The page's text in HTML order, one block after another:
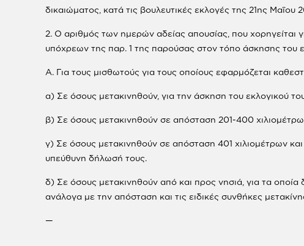
δικαιώματος, κατά τις βουλευτικές εκλογές της 21ης Μαΐου
2. Ο αριθμός των ημερών αδείας απουσίας, που
υπόχρεων της παρ. 1 της παρούσας στον τόπο άσκησης του
Α. Για τους μισθωτούς για τους οποίους εφαρμόζεται
α) Σε όσους μετακινηθούν, για την άσκηση του εκλογικού
β) Σε όσους μετακινηθούν σε απόσταση 201-400
γ) Σε όσους μετακινηθούν σε απόσταση 401 χιλιομέτρων
υπεύθυνη δήλωσή τους.
δ) Σε όσους μετακινηθούν από και προς νησιά, για τα
ανάλογα με την απόσταση και τις ειδικές συνθήκες
—